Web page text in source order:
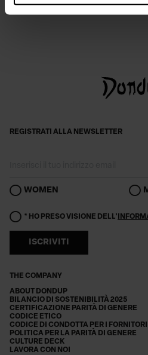
€ 150,00
€ 230,00
THE COMPANY
ABOUT DONDUP
BILANCIO DI SOSTENIBILITÀ 2025
CERTIFICAZIONE PARITÀ DI GENERE
CODICE ETICO
CODICE DI CONDOTTA PER I FORNITORI
POLITICA PER LA PARITÀ DI GENERE
CULTURE DECK
LAVORA CON NOI
REGISTRATI ALLA NEWSLETTER
WOMEN
* HO PRESO VISIONE DELL'
ISCRIVITI